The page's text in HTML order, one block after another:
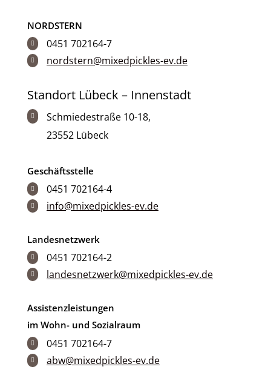
NORDSTERN
 0451 702164-7
 nordstern@mixedpickles-ev.de
Standort Lübeck – Innenstadt

Schmiedestraße 10-18,
23552 Lübeck
Geschäftsstelle
 0451 702164-4
 info@mixedpickles-ev.de
Landesnetzwerk
 0451 702164-2
 landesnetzwerk@mixedpickles-ev.de
Assistenzleistungen
im Wohn- und Sozialraum
 0451 702164-7
 abw@mixedpickles-ev.de